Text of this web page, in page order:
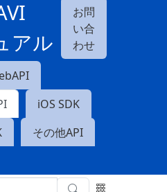
アル
お問
い合
わせ
iOS SDK
その他API